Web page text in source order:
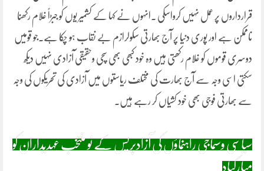
قرارداروں پر عمل نہیں کرواسکی ۔انہوں نے کہا کے کشمیر یوں کو جبڑاً غلام رکھنا
ناممکن ہے اور پوری دنیا پر آج بھارتی سکولرازم بے نقاب ہو چکا ہے۔جو قومیں
دوسری قوموں کو غلام رکھتی ہیں وہ خود کبھی بھی سچی وحقیقی آزادی نہیں دیکھ
سکتی اسی وجہ سے آج بھارت کی مختلف ریاستوں میں آزادی کی تحریکوں کی وجہ
سے بھارتی فوجی بھی خود کشیاں کر رہے ہیں۔
سیاسی وسماجی راہنماؤں کی آزادپریس کے نو منتخب عہدیداران کو
مبارکباد